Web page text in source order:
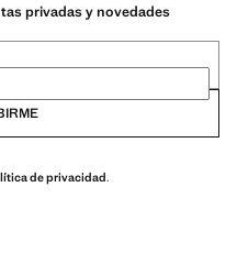
privadas y novedades
de privacidad.